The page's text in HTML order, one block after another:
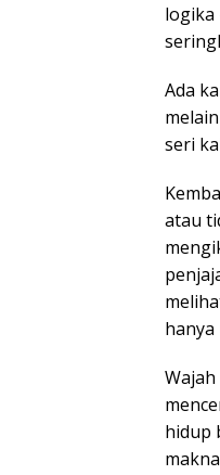
logika
Ada
seri
atau
hidup